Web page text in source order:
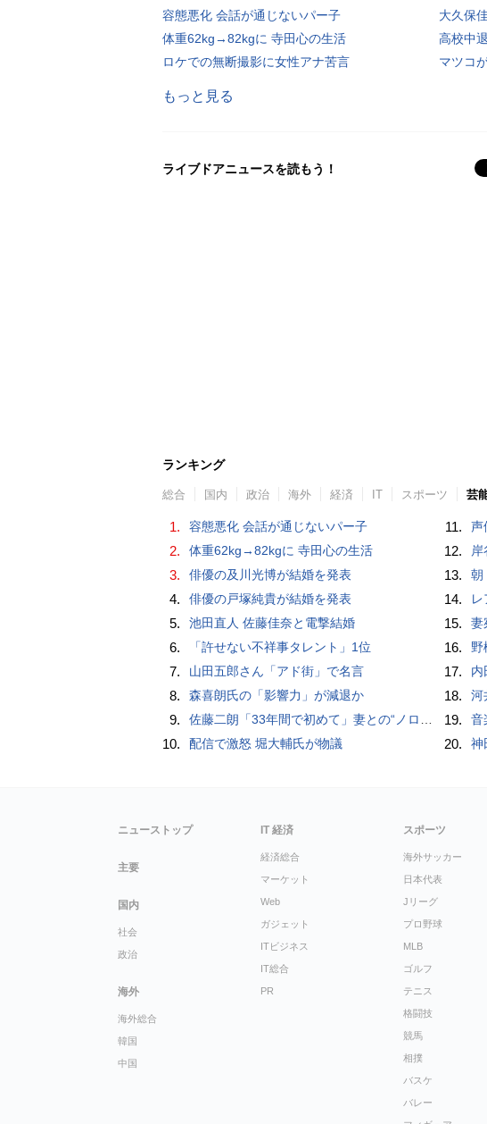
容態悪化 会話が通じないパー子
体重62kg→82kgに 寺田心の生活
ロケでの無断撮影に女性アナ苦言
大久保
高校中
マツコ
もっと見る
ライブドアニュースを読もう！
ランキング
総合 国内 政治 海外 経済 IT スポーツ 芸
1. 容態悪化 会話が通じないパー子
2. 体重62kg→82kgに 寺田心の生活
3. 俳優の及川光博が結婚を発表
4. 俳優の戸塚純貴が結婚を発表
5. 池田直人 佐藤佳奈と電撃結婚
6. 「許せない不祥事タレント」1位
7. 山田五郎さん「アド街」で名言
8. 森喜朗氏の「影響力」が減退か
9. 佐藤二朗「33年間で初めて」妻との“ノロケ砲”に反響続々「威力抜群」「奥様かっこいい」
10. 配信で激怒 堀大輔氏が物議
11. 声
12.
13. 朝
14.
15. 妻
16. 野
17. 内
18. 河
19. 音
20. 神
ニューストップ
主要
国内
社会
政治
海外
海外総合
韓国
中国
IT 経済
経済総合
マーケット
Web
ガジェット
ITビジネス
IT総合
PR
スポーツ
海外サッカー
日本代表
Jリーグ
プロ野球
MLB
ゴルフ
テニス
格闘技
競馬
相撲
バスケ
バレー